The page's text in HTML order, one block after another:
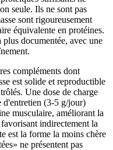
seule. Ils ne sont pas
sont rigoureusement
équivalente en protéines.
documentée, avec une
compléments dont
est solide et reproductible
Une dose de charge
d'entretien (3-5 g/jour)
musculaire, améliorant la
indirectement la
est la forme la moins chère
ne présentent pas